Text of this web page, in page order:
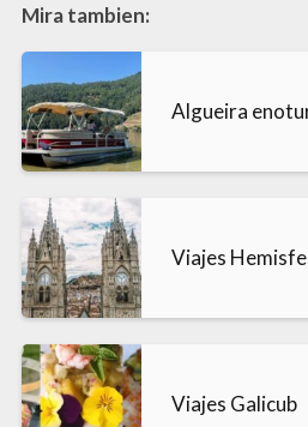
Mira tambien:
Algueira
Viajes
Viajes Galicub